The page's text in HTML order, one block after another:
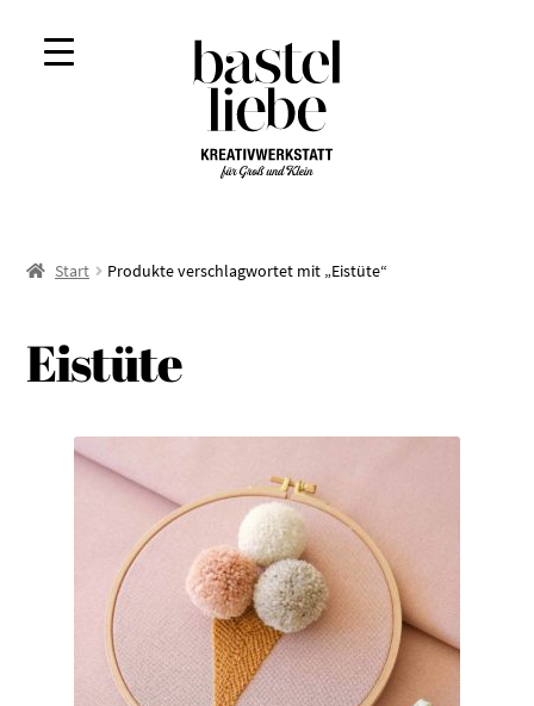
Zur
Navigation
springen
Zum
Inhalt
springen
Start Produkte verschlagwortet mit „Eistüte“
Eistüte